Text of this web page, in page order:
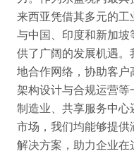
来西亚凭借其多元的工
与中国、印度和新加
供了广阔的发展机遇
地合作网络，协助客
架构设计与合规运营
制造业、共享服务中心
市场，我们均能够提
解决方案，助力企业